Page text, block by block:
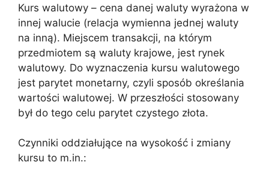
Kurs walutowy – cena danej waluty wyrażona w
innej walucie (relacja wymienna jednej waluty
na inną). Miejscem transakcji, na którym
przedmiotem są waluty krajowe, jest rynek
walutowy. Do wyznaczenia kursu walutowego
jest parytet monetarny, czyli sposób określania
wartości walutowej. W przeszłości stosowany
był do tego celu parytet czystego złota.
Czynniki oddziałujące na wysokość i zmiany
kursu to m.in.: